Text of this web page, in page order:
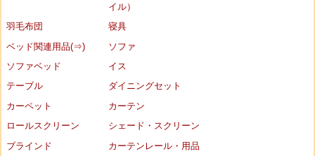
イル）
羽毛布団
寝具
ベッド関連用品(⇒)
ソファ
ソファベッド
イス
テーブル
ダイニングセット
カーペット
カーテン
ロールスクリーン
シェード・スクリーン
ブラインド
カーテンレール・用品